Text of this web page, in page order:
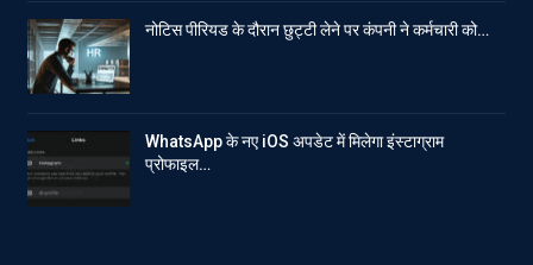
नोटिस पीरियड के दौरान छुट्टी लेने पर कंपनी ने कर्मचारी को…
WhatsApp के नए iOS अपडेट में मिलेगा इंस्टाग्राम
प्रोफाइल…